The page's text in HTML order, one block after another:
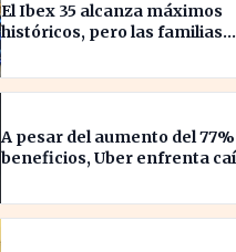
El Ibex 35 alcanza máximos
históricos, pero las familias
A pesar del aumento del
beneficios, Uber enfrenta